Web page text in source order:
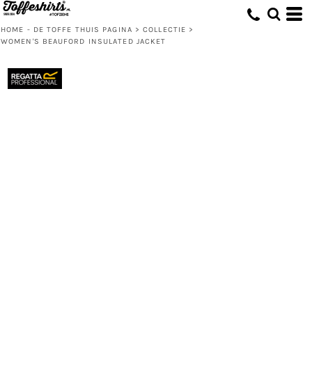
HOME - DE TOFFE THUIS PAGINA > COLLECTIE >
WOMEN'S BEAUFORD INSULATED JACKET